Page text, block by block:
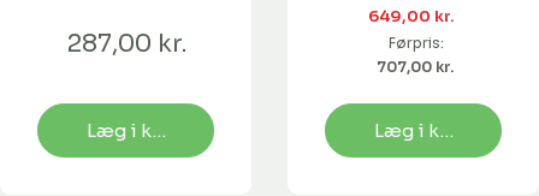
287,00 kr.
Læg i kurv
649,00 kr.
Førpris:
707,00 kr.
Læg i kurv